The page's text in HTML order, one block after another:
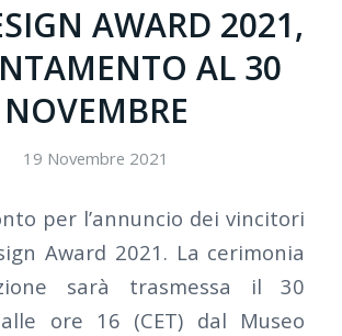
AWARD 2021,
AL 30
NOVEMBRE
19 Novembre 2021
per l’annuncio dei vincitori
Award 2021. La cerimonia
sarà trasmessa il 30
ore 16 (CET) dal Museo